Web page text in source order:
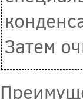
Затем